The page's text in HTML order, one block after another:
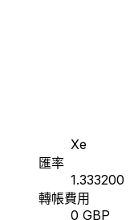
Xe
匯率
1.333200
轉帳費用
0 GBP